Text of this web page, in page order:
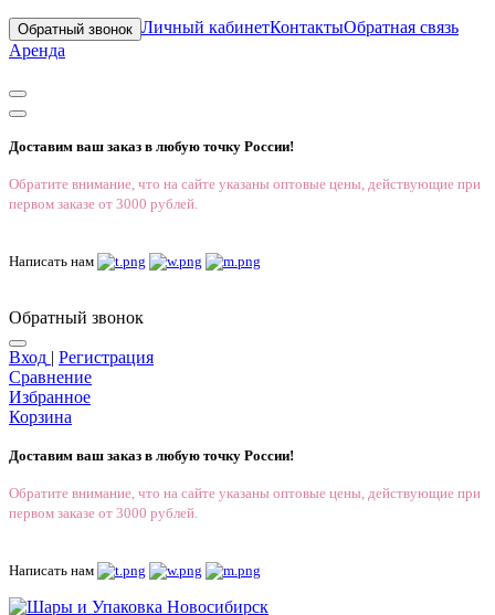
Обратный звонок Личный кабинетКонтактыОбратная связь
Аренда
Доставим ваш заказ в любую точку России!
Обратите внимание, что на сайте указаны оптовые цены, действующие при
первом заказе от 3000 рублей.
Написать нам
Обратный звонок
Вход | Регистрация
Сравнение
Избранное
Корзина
Доставим ваш заказ в любую точку России!
Обратите внимание, что на сайте указаны оптовые цены, действующие при
первом заказе от 3000 рублей.
Написать нам